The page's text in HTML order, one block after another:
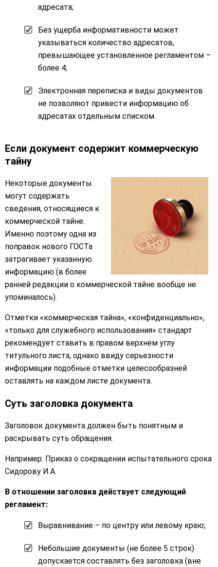
адресата;
Без ущерба информативности может
указываться количество адресатов,
превышающее установленное регламентом –
более 4;
Электронная переписка и виды документов
не позволяют привести информацию об
адресатах отдельным списком.
Если документ содержит коммерческую
тайну
Некоторые документы
могут содержать
сведения, относящиеся к
коммерческой тайне.
Именно поэтому одна из
поправок нового ГОСТа
затрагивает указанную
информацию (в более
ранней редакции о коммерческой тайне вообще не
упоминалось).
Отметки «коммерческая тайна», «конфиденциально»,
«только для служебного использования» стандарт
рекомендует ставить в правом верхнем углу
титульного листа, однако ввиду серьезности
информации подобные отметки целесообразней
оставлять на каждом листе документа.
Суть заголовка документа
Заголовок документа должен быть понятным и
раскрывать суть обращения.
Например: Приказ о сокращении испытательного срока
Сидорову И.А.
В отношении заголовка действует следующий
регламент:
Выравнивание – по центру или левому краю;
Небольшие документы (не более 5 строк)
допускается составлять без заголовка (вне